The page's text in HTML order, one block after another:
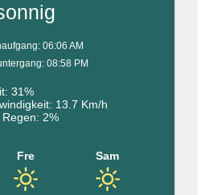
06:06 AM
08:58 PM
31%
13.7 Km/h
2%
Fre Sam